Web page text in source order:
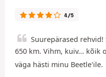
4/5
Suurepärased
650 km. Vihm, kuiv... kõik
väga hästi minu Beetle'ile.